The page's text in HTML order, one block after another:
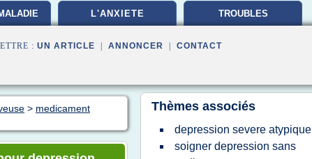
L'ANXIETE TROUBLES
: UN ARTICLE ANNONCER CONTACT
> medicament
Thèmes associés
depression severe atypique
soigner depression sans